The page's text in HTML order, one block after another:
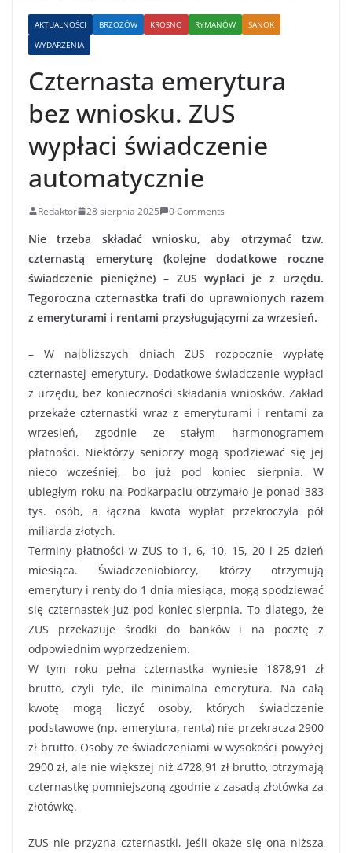
AKTUALNOŚCI BRZOZÓW KROSNO RYMANÓW
SANOK
WYDARZENIA
Czternasta emerytura
bez wniosku. ZUS
wypłaci świadczenie
automatycznie
Redaktor 28 sierpnia 2025 0 Comments
Nie trzeba składać wniosku, aby otrzymać tzw.
czternastą emeryturę (kolejne dodatkowe roczne
świadczenie pieniężne) – ZUS wypłaci je z urzędu.
Tegoroczna czternastka trafi do uprawnionych razem
z emeryturami i rentami przysługującymi za wrzesień.
– W najbliższych dniach ZUS rozpocznie wypłatę
czternastej emerytury. Dodatkowe świadczenie wypłaci
z urzędu, bez konieczności składania wniosków. Zakład
przekaże czternastki wraz z emeryturami i rentami za
wrzesień, zgodnie ze stałym harmonogramem
płatności. Niektórzy seniorzy mogą spodziewać się jej
nieco wcześniej, bo już pod koniec sierpnia. W
ubiegłym roku na Podkarpaciu otrzymało je ponad 383
tys. osób, a łączna kwota wypłat przekroczyła pół
miliarda złotych.
Terminy płatności w ZUS to 1, 6, 10, 15, 20 i 25 dzień
miesiąca. Świadczeniobiorcy, którzy otrzymują
emerytury i renty do 1 dnia miesiąca, mogą spodziewać
się czternastek już pod koniec sierpnia. To dlatego, że
ZUS przekazuje środki do banków i na pocztę z
odpowiednim wyprzedzeniem.
W tym roku pełna czternastka wyniesie 1878,91 zł
brutto, czyli tyle, ile minimalna emerytura. Na całą
kwotę mogą liczyć osoby, których świadczenie
podstawowe (np. emerytura, renta) nie przekracza 2900
zł brutto. Osoby ze świadczeniami w wysokości powyżej
2900 zł, ale nie większej niż 4728,91 zł brutto, otrzymają
czternastkę pomniejszoną zgodnie z zasadą złotówka za
złotówkę.
ZUS nie przyzna czternastki, jeśli okaże się ona niższa